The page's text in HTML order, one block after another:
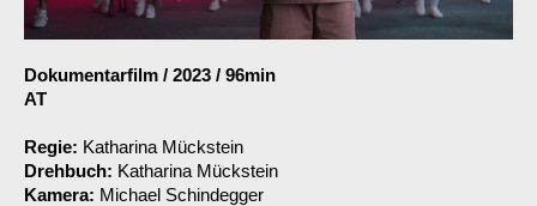
Dokumentarfilm / 2023 / 96min
AT
Regie: Katharina Mückstein
Drehbuch: Katharina Mückstein
Kamera: Michael Schindegger